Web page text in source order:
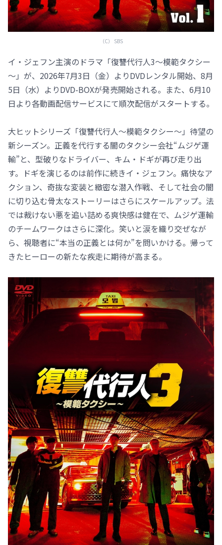
（C） SBS
イ・ジェフン主演のドラマ「復讐代行人3～模範タクシー
～」が、2026年7月3日（金）よりDVDレンタル開始、8月
5日（水）よりDVD-BOXが発売開始される。また、6月10
日より各動画配信サービスにて順次配信がスタートする。
大ヒットシリーズ「復讐代行人～模範タクシー～」待望の
新シーズン。正義を代行する闇のタクシー会社“ムジゲ運
輸”と、型破りなドライバー、キム・ドギが再び走り出
す。ドギを演じるのは前作に続きイ・ジェフン。痛快なア
クション、奇抜な変装と緻密な潜入作戦、そして社会の闇
に切り込む骨太なストーリーはさらにスケールアップ。法
では裁けない悪を追い詰める爽快感は健在で、ムジゲ運輸
のチームワークはさらに深化。笑いと涙を織り交ぜなが
ら、視聴者に“本当の正義とは何か”を問いかける。帰って
きたヒーローの新たな疾走に期待が高まる。